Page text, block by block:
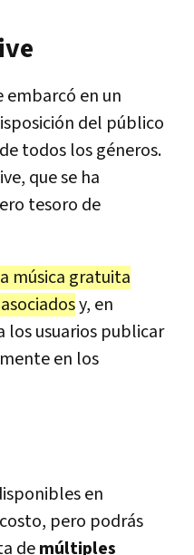
embarcó en un
del público
todos los géneros.
que se ha
tesoro de
música gratuita
y, en
los usuarios publicar
en los
en
pero podrás
demúltiples